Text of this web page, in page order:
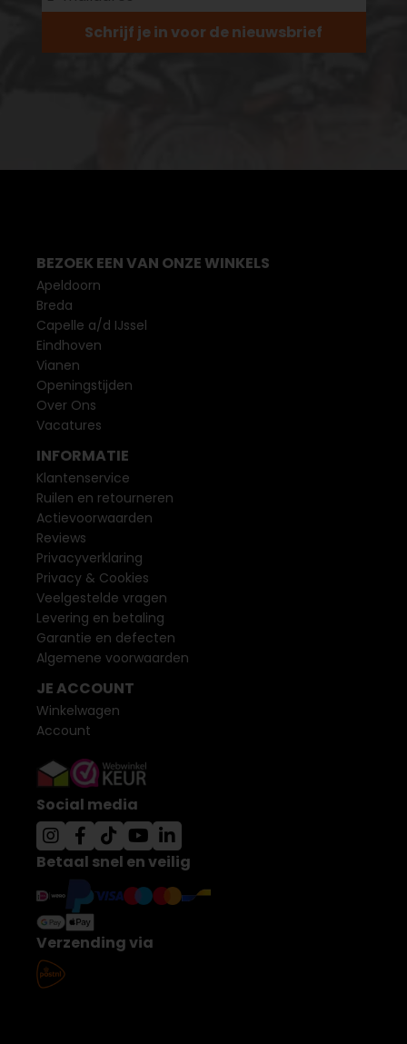
Schrijf je in voor de nieuwsbrief
BEZOEK EEN VAN ONZE WINKELS
Apeldoorn
Breda
Capelle a/d IJssel
Eindhoven
Vianen
Openingstijden
Over Ons
Vacatures
INFORMATIE
Klantenservice
Ruilen en retourneren
Actievoorwaarden
Reviews
Privacyverklaring
Privacy & Cookies
Veelgestelde vragen
Levering en betaling
Garantie en defecten
Algemene voorwaarden
JE ACCOUNT
Winkelwagen
Account
Social media
Betaal snel en veilig
Verzending via